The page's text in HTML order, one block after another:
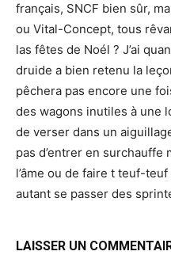
français, SNCF bien sûr,
ou Vital-Concept, tous
las fêtes de Noél ? J’ai
druide a bien retenu la
pêchera pas encore une
des wagons inutiles à une
de verser dans un
pas d’entrer en surchauffe
l’âme ou de faire t teuf-
autant se passer des
LAISSER UN